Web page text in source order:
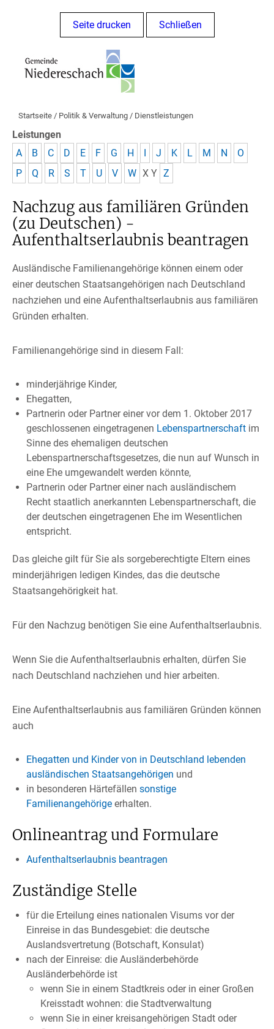
Seite drucken Schließen
Startseite / Politik & Verwaltung / Dienstleistungen
Leistungen
A
B C D E F G H I J K L M N
O
P
Q R S T U V W X Y Z
Nachzug aus familiären Gründen
(zu Deutschen) -
Aufenthaltserlaubnis beantragen
Ausländische Familienangehörige können einem oder
einer deutschen Staatsangehörigen nach Deutschland
nachziehen und eine Aufenthaltserlaubnis aus familiären
Gründen erhalten.
Familienangehörige sind in diesem Fall:
minderjährige Kinder,
Ehegatten,
Partnerin oder Partner einer vor dem 1. Oktober 2017
geschlossenen eingetragenen Lebenspartnerschaftim
Sinne des ehemaligen deutschen
Lebenspartnerschaftsgesetzes, die nun auf Wunsch in
eine Ehe umgewandelt werden könnte,
Partnerin oder Partner einer nach ausländischem
Recht staatlich anerkannten Lebenspartnerschaft, die
der deutschen eingetragenen Ehe im Wesentlichen
entspricht.
Das gleiche gilt für Sie als sorgeberechtigte Eltern eines
minderjährigen ledigen Kindes, das die deutsche
Staatsangehörigkeit hat.
Für den Nachzug benötigen Sie eine Aufenthaltserlaubnis.
Wenn Sie die Aufenthaltserlaubnis erhalten, dürfen Sie
nach Deutschland nachziehen und hier arbeiten.
Eine Aufenthaltserlaubnis aus familiären Gründen können
auch
Ehegatten und Kinder von in Deutschland lebenden
ausländischen Staatsangehörigen und
in besonderen Härtefällen sonstige
Familienangehörigeerhalten.
Onlineantrag und Formulare
Aufenthaltserlaubnis beantragen
Zuständige Stelle
für die Erteilung eines nationalen Visums vor der
Einreise in das Bundesgebiet: die deutsche
Auslandsvertretung (Botschaft, Konsulat)
nach der Einreise: die Ausländerbehörde
Ausländerbehörde ist
wenn Sie in einem Stadtkreis oder in einer Großen
Kreisstadt wohnen: die Stadtverwaltung
wenn Sie in einer kreisangehörigen Stadt oder